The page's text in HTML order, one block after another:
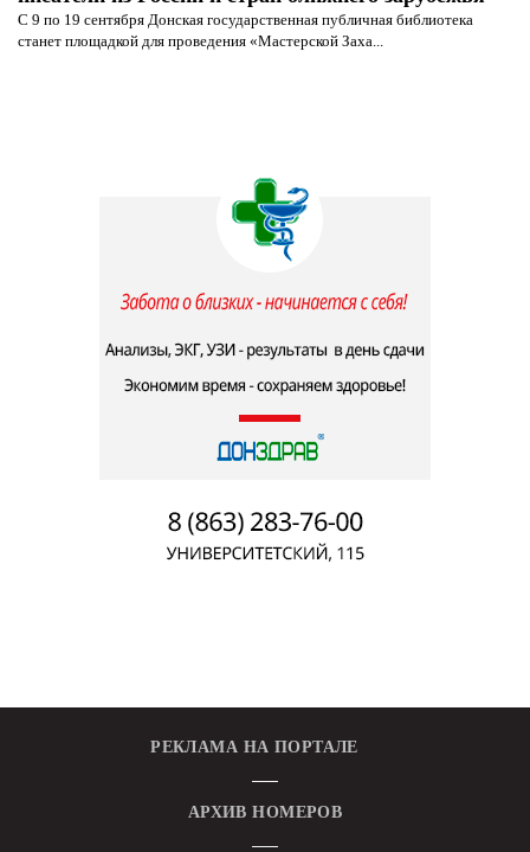
С 9 по 19 сентября Донская государственная публичная библиотека
станет площадкой для проведения «Мастерской Заха...
РЕКЛАМА НА ПОРТАЛЕ
АРХИВ НОМЕРОВ